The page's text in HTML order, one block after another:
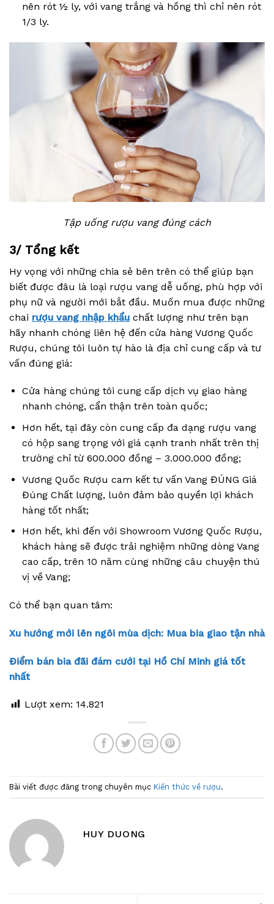
nên rót ½ ly, với vang trắng và hồng thì chỉ nên rót
1/3 ly.
Tập uống rượu vang đúng cách
3/ Tổng kết
Hy vọng với những chia sẻ bên trên có thể giúp bạn
biết được đâu là loại rượu vang dễ uống, phù hợp với
phụ nữ và người mới bắt đầu. Muốn mua được những
chai rượu vang nhập khẩu chất lượng như trên bạn
hãy nhanh chóng liên hệ đến cửa hàng Vương Quốc
Rượu, chúng tôi luôn tự hào là địa chỉ cung cấp và tư
vấn đúng giá:
Cửa hàng chúng tôi cung cấp dịch vụ giao hàng
nhanh chóng, cẩn thận trên toàn quốc;
Hơn hết, tại đây còn cung cấp đa dạng rượu vang
có hộp sang trọng với giá cạnh tranh nhất trên thị
trường chỉ từ 600.000 đồng – 3.000.000 đồng;
Vương Quốc Rượu cam kết tư vấn Vang ĐÚNG Giá
Đúng Chất lượng, luôn đảm bảo quyền lợi khách
hàng tốt nhất;
Hơn hết, khi đến với Showroom Vương Quốc Rượu,
khách hàng sẽ được trải nghiệm những dòng Vang
cao cấp, trên 10 năm cùng những câu chuyện thú
vị về Vang;
Có thể bạn quan tâm:
Xu hướng mới lên ngôi mùa dịch: Mua bia giao tận nhà
Điểm bán bia đãi đám cưới tại Hồ Chí Minh giá tốt
nhất
Lượt xem: 14.821
Bài viết được đăng trong chuyên mục Kiến thức về rượu.
HUY DUONG